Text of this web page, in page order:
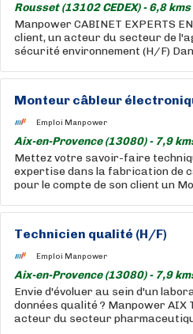
Rousset (13102 CEDEX) - 6,8
Manpower CABINET EXPERTS
client, un acteur du secteur de
sécurité environnement (H/F)
Monteur câbleur
Emploi Manpower
Aix-en-Provence (13080) - 7,9
Mettez votre savoir-faire
expertise dans la fabrication de
pour le compte de son client un
Technicien qualité (H/F)
Emploi Manpower
Aix-en-Provence (13080) - 7,9
Envie d'évoluer au sein d'un
données qualité ? Manpower AIX
acteur du secteur